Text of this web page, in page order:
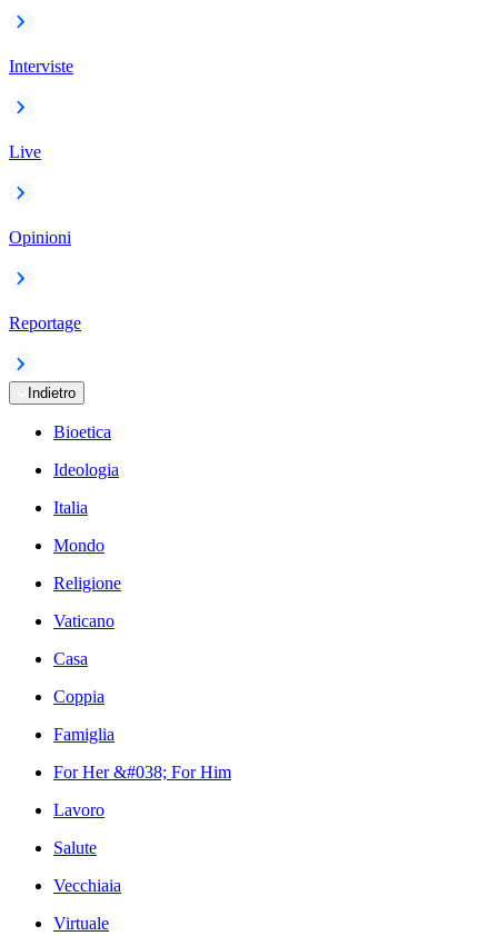
Interviste
Live
Opinioni
Reportage
Indietro
Bioetica
Ideologia
Italia
Mondo
Religione
Vaticano
Casa
Coppia
Famiglia
For Her &#038; For Him
Lavoro
Salute
Vecchiaia
Virtuale